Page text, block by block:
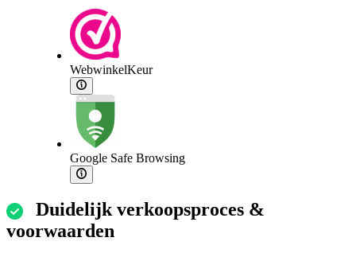
WebwinkelKeur
Google Safe Browsing
Duidelijk verkoopsproces &
voorwaarden